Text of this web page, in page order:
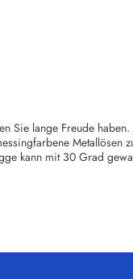
Sie lange Freude
kann mit 30 Grad